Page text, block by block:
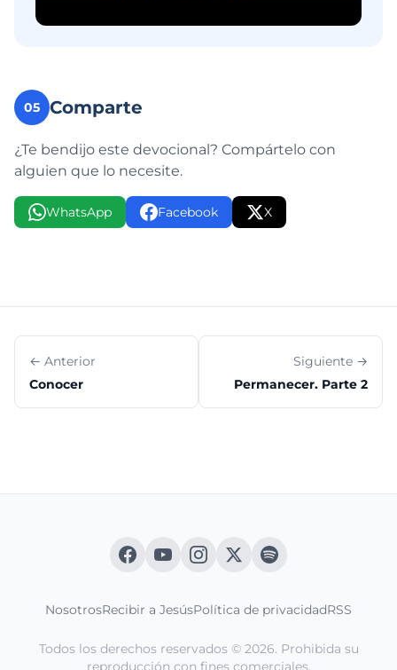
05 Comparte
¿Te bendijo este devocional? Compártelo con
alguien que lo necesite.
WhatsApp Facebook X
← Anterior
Conocer
Siguiente →
Permanecer. Parte 2
NosotrosRecibir a JesúsPolítica de privacidadRSS
Todos los derechos reservados © 2026. Prohibida su
reproducción con fines comerciales.